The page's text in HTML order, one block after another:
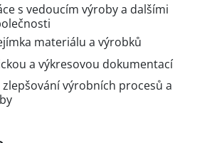
s vedoucím výroby a dalšími
materiálu a výrobků
a výkresovou dokumentací
zlepšování výrobních procesů a